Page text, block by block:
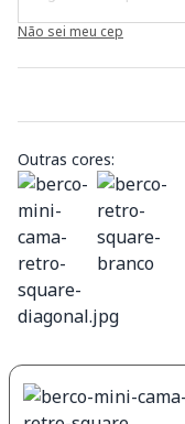
Não sei meu cep
Outras cores: